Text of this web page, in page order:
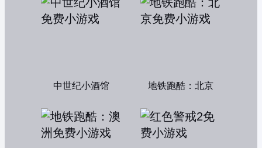
中世纪小酒馆 地铁跑酷：北京